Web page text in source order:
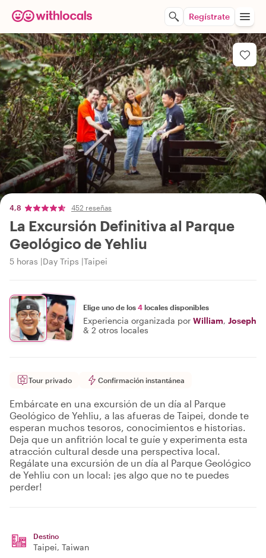
Regístrate
4,8 452 reseñas
La Excursión Definitiva al Parque
Geológico de Yehliu
5 horas Day Trips Taipei
Elige uno de los 4 locales disponibles
Experiencia organizada por William, Joseph
& 2 otros locales
Tour privado Confirmación instantánea
Embárcate en una excursión de un día al Parque
Geológico de Yehliu, a las afueras de Taipei, donde te
esperan muchos tesoros, conocimientos e historias.
Deja que un anfitrión local te guíe y experimenta esta
atracción cultural desde una perspectiva local.
Regálate una excursión de un día al Parque Geológico
de Yehliu con un local: ¡es algo que no te puedes
perder!
Destino
Taipei, Taiwan